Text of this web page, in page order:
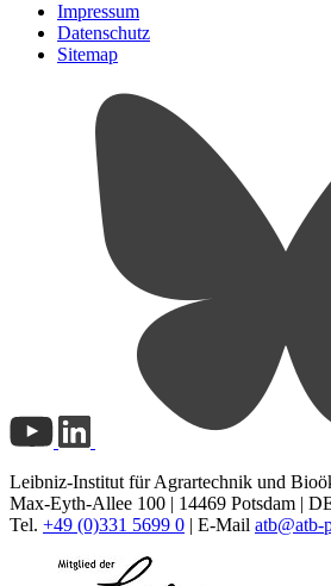
Impressum
Datenschutz
Sitemap
Leibniz-Institut für Agrartechnik und
Max-Eyth-Allee 100 | 14469 Potsdam |
Tel. +49 (0)331 5699 0 | E-Mail atb@atb-